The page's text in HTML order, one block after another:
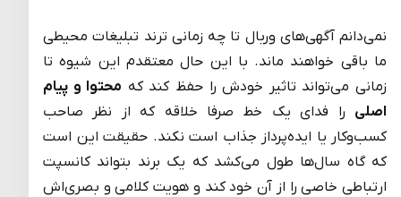
نمی‌دانم آگهی‌های وربال تا چه زمانی ترند تبلیغات محیطی
ما باقی خواهند ماند. با این حال معتقدم این شیوه تا
زمانی می‌تواند تاثیر خودش را حفظ کند که محتوا و پیام
اصلی را فدای یک خط صرفا خلاقه که از نظر صاحب
کسب‌وکار یا ایده‌پرداز جذاب است نکند. حقیقت این است
که گاه سال‌ها طول می‌کشد که یک برند بتواند کانسپت
ارتباطی خاصی را از آن خود کند و هویت کلامی و بصری‌اش